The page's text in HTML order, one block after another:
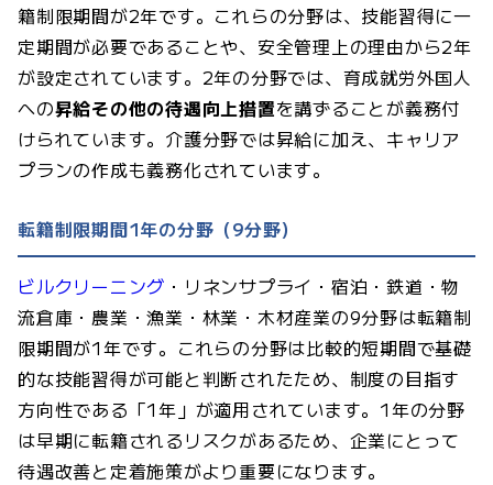
籍制限期間が2年です。これらの分野は、技能習得に一
定期間が必要であることや、安全管理上の理由から2年
が設定されています。2年の分野では、育成就労外国人
への昇給その他の待遇向上措置を講ずることが義務付
けられています。介護分野では昇給に加え、キャリア
プランの作成も義務化されています。
転籍制限期間1年の分野（9分野）
ビルクリーニング ・リネンサプライ・宿泊・鉄道・物
流倉庫・農業・漁業・林業・木材産業の9分野は転籍制
限期間が1年です。これらの分野は比較的短期間で基礎
的な技能習得が可能と判断されたため、制度の目指す
方向性である「1年」が適用されています。1年の分野
は早期に転籍されるリスクがあるため、企業にとって
待遇改善と定着施策がより重要になります。